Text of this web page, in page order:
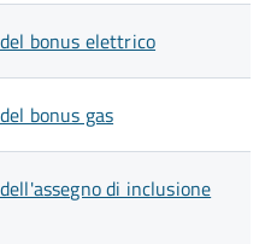
bonus elettrico
bonus gas
di inclusione